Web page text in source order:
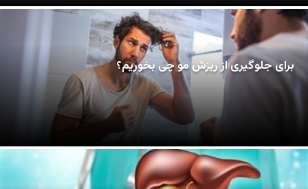
برای جلوگیری از ریزش مو چی بخوریم؟